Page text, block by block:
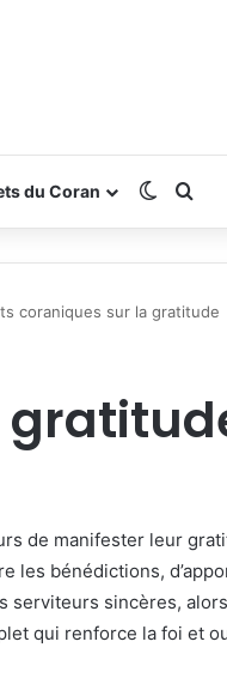
du Coran Switch
coraniques sur la gratitude
de manifester leur
les bénédictions,
sincères,
qui renforce la foi et